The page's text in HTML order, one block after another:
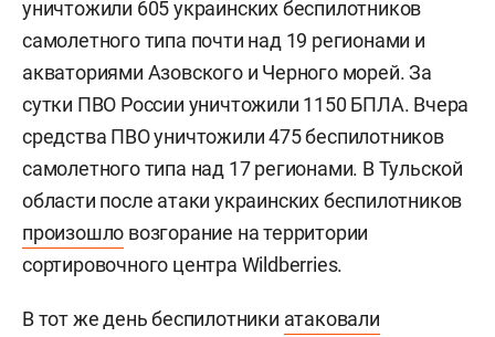
уничтожили 605 украинских беспилотников
самолетного типа почти над 19 регионами и
акваториями Азовского и Черного морей. За
сутки ПВО России уничтожили 1150 БПЛА. Вчера
средства ПВО уничтожили 475 беспилотников
самолетного типа над 17 регионами. В Тульской
области после атаки украинских беспилотников
произошло возгорание на территории
сортировочного центра Wildberries.
В тот же день беспилотники атаковали